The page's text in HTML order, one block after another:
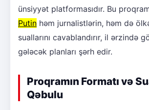
ünsiyyət platformasıdır. Bu
Putin həm jurnalistlərin, həm də
suallarını cavablandırır, il ərzində
gələcək planları şərh edir.
Proqramın Formatı və
Qəbulu